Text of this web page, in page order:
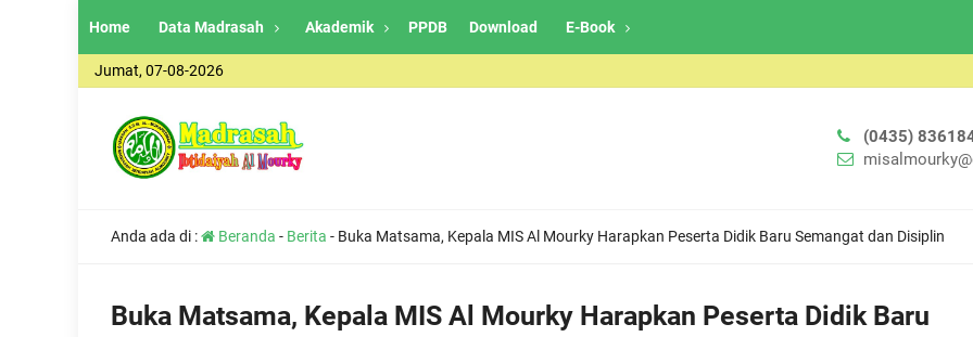
Home Data Madrasah Akademik PPDB Download E-Book
Jumat, 07-08-2026
(0435)
Anda ada di : Beranda - Berita - Buka Matsama, Kepala MIS Al Mourky Harapkan Peserta Didik Baru Semangat dan Disiplin
Buka Matsama, Kepala MIS Al Mourky Harapkan Peserta Didik Baru